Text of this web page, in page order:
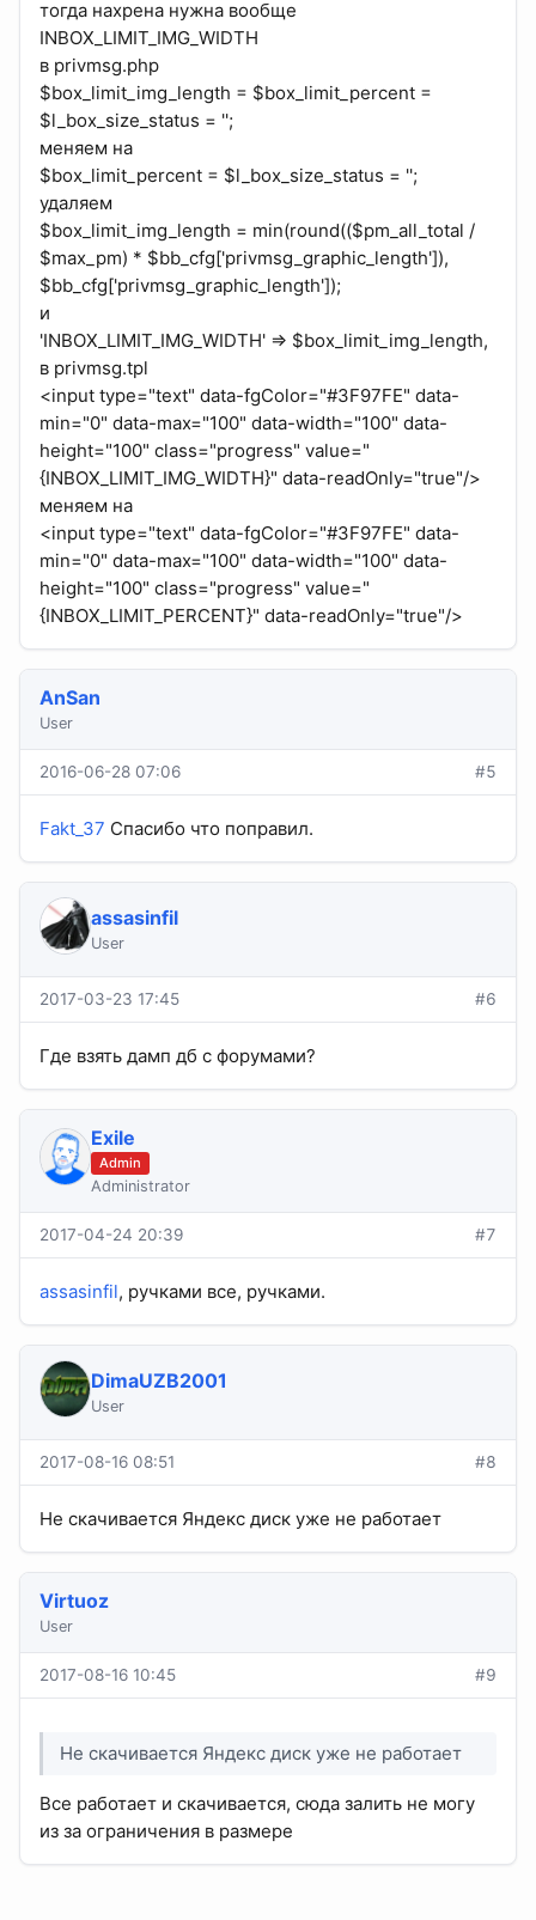
тогда нахрена нужна вообще
INBOX_LIMIT_IMG_WIDTH
в privmsg.php
$box_limit_img_length = $box_limit_percent =
$l_box_size_status = '';
меняем на
$box_limit_percent = $l_box_size_status = '';
удаляем
$box_limit_img_length = min(round(($pm_all_total /
$max_pm) * $bb_cfg['privmsg_graphic_length']),
$bb_cfg['privmsg_graphic_length']);
и
'INBOX_LIMIT_IMG_WIDTH' => $box_limit_img_length,
в privmsg.tpl
<input type="text" data-fgColor="#3F97FE" data-
min="0" data-max="100" data-width="100" data-
height="100" class="progress" value="
{INBOX_LIMIT_IMG_WIDTH}" data-readOnly="true"/>
меняем на
<input type="text" data-fgColor="#3F97FE" data-
min="0" data-max="100" data-width="100" data-
height="100" class="progress" value="
{INBOX_LIMIT_PERCENT}" data-readOnly="true"/>
AnSan
User
2016-06-28 07:06 #5
Fakt_37 Спасибо что поправил.
assasinfil
User
2017-03-23 17:45 #6
Где взять дамп дб с форумами?
Exile
Admin
Administrator
2017-04-24 20:39 #7
assasinfil, ручками все, ручками.
DimaUZB2001
User
2017-08-16 08:51 #8
Не скачивается Яндекс диск уже не работает
Virtuoz
User
2017-08-16 10:45 #9
Не скачивается Яндекс диск уже не работает
Все работает и скачивается, сюда залить не могу
из за ограничения в размере